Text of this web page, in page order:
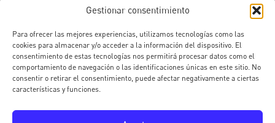
Gestionar consentimiento
Para ofrecer las mejores experiencias, utilizamos tecnologías como las
cookies para almacenar y/o acceder a la información del dispositivo. El
consentimiento de estas tecnologías nos permitirá procesar datos como el
comportamiento de navegación o las identificaciones únicas en este sitio. No
consentir o retirar el consentimiento, puede afectar negativamente a ciertas
características y funciones.
Instagram
Facebook
TikTok
YouTube
LinkedIn
Haz clic para aceptar cookies
de marketing y permitir este